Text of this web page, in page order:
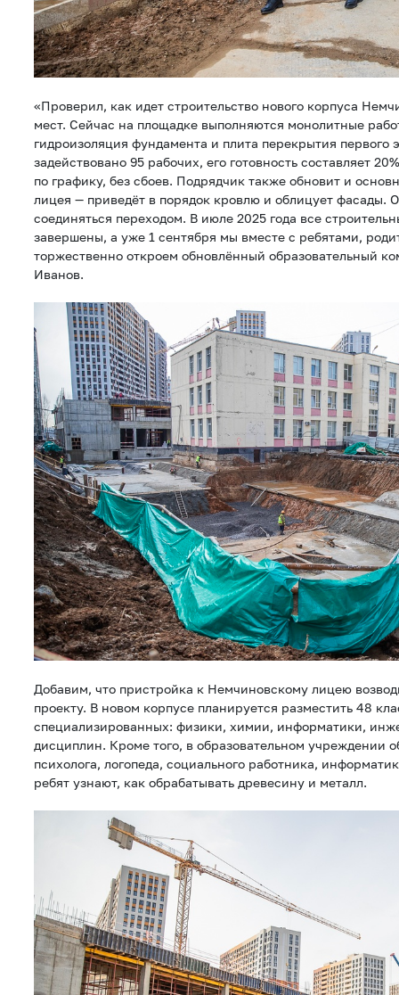
«Проверил, как идет строительство нового корпуса
мест. Сейчас на площадке выполняются монолитные
гидроизоляция фундамента и плита перекрытия первого
задействовано 95 рабочих, его готовность составляет
по графику, без сбоев. Подрядчик также обновит и
лицея — приведёт в порядок кровлю и облицует фасады.
соединяться переходом. В июле 2025 года все
завершены, а уже 1 сентября мы вместе с ребятами,
торжественно откроем обновлённый образовательный
Иванов.
Добавим, что пристройка к Немчиновскому лицею
проекту. В новом корпусе планируется разместить 48
специализированных: физики, химии, информатики,
дисциплин. Кроме того, в образовательном учреждении
психолога, логопеда, социального работника,
ребят узнают, как обрабатывать древесину и металл.